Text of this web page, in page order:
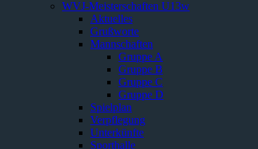
WVJ-Meisterschaften U13w
Aktuelles
Grußworte
Mannschaften
Gruppe A
Gruppe B
Gruppe C
Gruppe D
Spielplan
Verpflegung
Unterkünfte
Sporthalle